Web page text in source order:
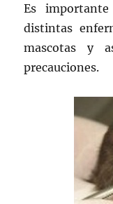
Es
distintas
mascotas y
precauciones.